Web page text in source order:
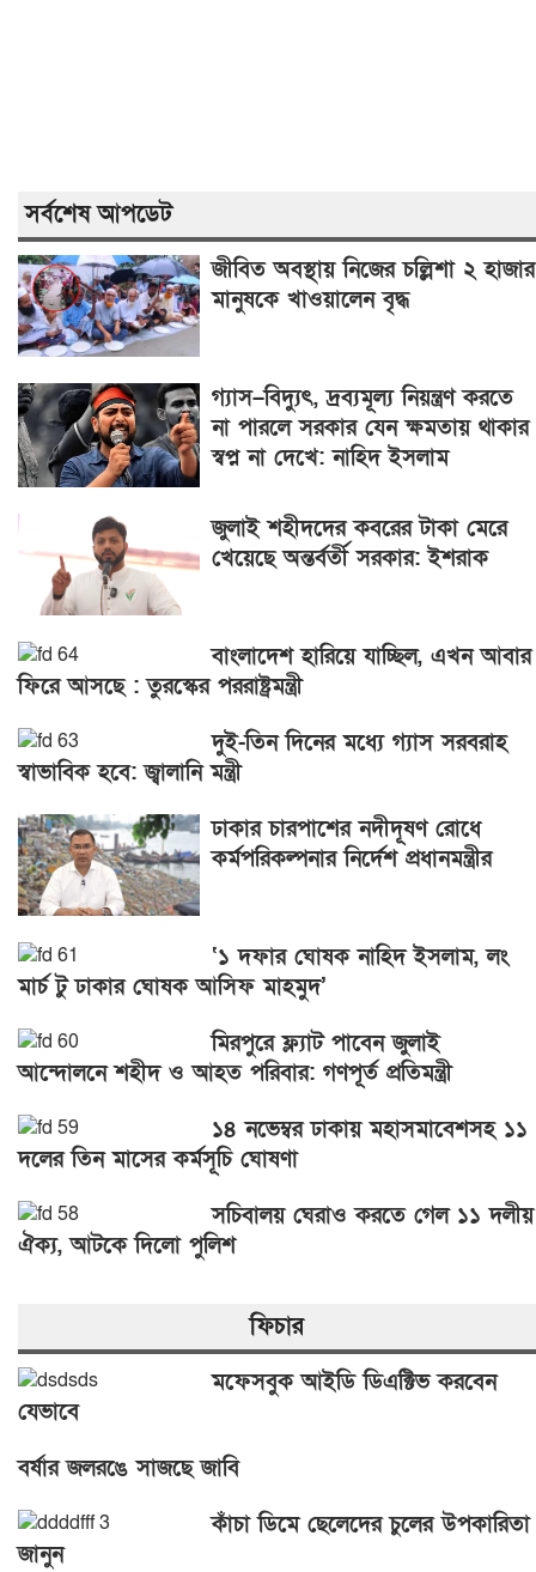
সর্বশেষ আপডেট
জীবিত অবস্থায় নিজের চল্লিশা ২ হাজার
মানুষকে খাওয়ালেন বৃদ্ধ
গ্যাস–বিদ্যুৎ, দ্রব্যমূল্য নিয়ন্ত্রণ করতে
না পারলে সরকার যেন ক্ষমতায় থাকার
স্বপ্ন না দেখে: নাহিদ ইসলাম
জুলাই শহীদদের কবরের টাকা মেরে
খেয়েছে অন্তর্বর্তী সরকার: ইশরাক
বাংলাদেশ হারিয়ে যাচ্ছিল, এখন আবার
ফিরে আসছে : তুরস্কের পররাষ্ট্রমন্ত্রী
দুই-তিন দিনের মধ্যে গ্যাস সরবরাহ
স্বাভাবিক হবে: জ্বালানি মন্ত্রী
ঢাকার চারপাশের নদীদূষণ রোধে
কর্মপরিকল্পনার নির্দেশ প্রধানমন্ত্রীর
‘১ দফার ঘোষক নাহিদ ইসলাম, লং
মার্চ টু ঢাকার ঘোষক আসিফ মাহমুদ’
মিরপুরে ফ্ল্যাট পাবেন জুলাই
আন্দোলনে শহীদ ও আহত পরিবার: গণপূর্ত প্রতিমন্ত্রী
১৪ নভেম্বর ঢাকায় মহাসমাবেশসহ ১১
দলের তিন মাসের কর্মসূচি ঘোষণা
সচিবালয় ঘেরাও করতে গেল ১১ দলীয়
ঐক্য, আটকে দিলো পুলিশ
ফিচার
মফেসবুক আইডি ডিএক্টিভ করবেন
যেভাবে
বর্ষার জলরঙে সাজছে জাবি
কাঁচা ডিমে ছেলেদের চুলের উপকারিতা
জানুন